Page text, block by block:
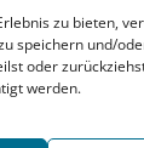
zu bieten,
speichern und/
oder
werden.